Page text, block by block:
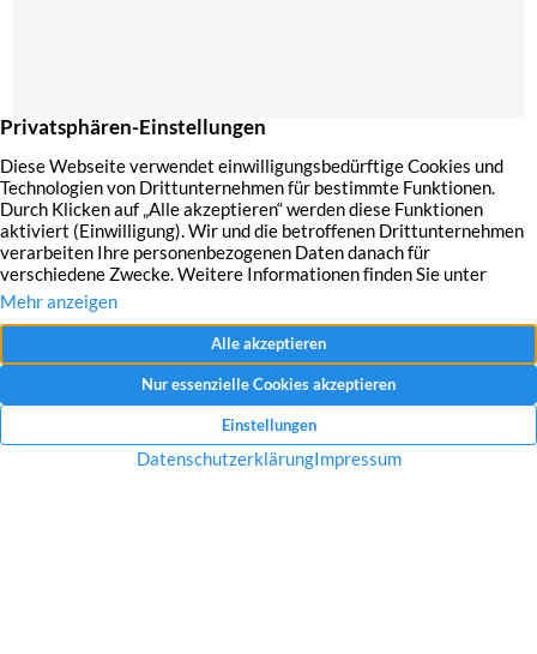
Mit dem Absenden Ihrer Anfrage erklären Sie sich mit der Erfassung, Speicherung
und Verwendung Ihrer angegebenen Daten zum Zweck der Bearbeitung Ihrer
Datenschutzerklärung und Widerrufshinweise